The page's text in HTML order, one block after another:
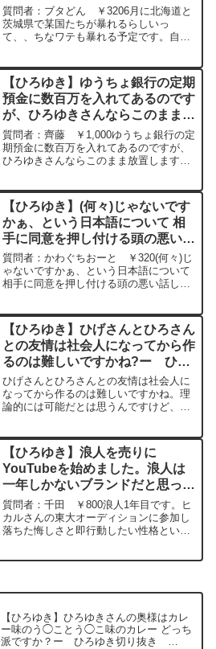
す。自民党大丈夫かなぁ笑ー ひ
ろゆき切り抜き 20240228
質問者：ブタどん ￥3206月に北海道と
茨城県で某国たちが暴れるらしいっ
て、、ちなワテも暴れる予定です。自民
みながら 2024/02/28 W22
https://www.youtube.com/watch?
v=GK3quBgoXnQ***************************
***************ひろゆきさんの動画で、寄
せられた質問について、一問一答形式に
してみました。過去にこんな質問してる
かな？と気になったことがあれば、下記
のサイトから検索してみてください。
多くの質問を今後も編集し、アップロー
ドしていきますので、使いやすいと感じ
て頂けたら、いいね！やチャンネル登録
をよろしくお願いします。
【ひろゆき】ゆうちょ銀行の定期
預金に数百万を入れてあるのです
が、ひろゆきさんならこのまま放
置しますか？ー ひろゆき切り抜
き 20240228
質問者：齊藤 ￥1,000ゆうちょ銀行の定
期預金に数百万を入れてあるのですが、
ひろゆきさんならこのまま放置します
2024/02/28 W22
https://www.youtube.com/watch?
v=GK3quBgoXnQ***************************
***************ひろゆきさんの動画で、寄
せられた質問について、一問一答形式に
してみました。過去にこんな質問してる
かな？と気になったことがあれば、下記
のサイトから検索してみてください。
多くの質問を今後も編集し、アップロー
ドしていきますので、使いやすいと感じ
て頂けたら、いいね！やチャンネル登録
をよろしくお願いします。
【ひろゆき】(何々)じゃないです
かぁ、という日本語について 相
手に同意を押し付ける頭の悪い話
し方だと思うのですがー ひろゆ
き切り抜き 20240314
質問者：かわぐちおーと ￥320(何々)じ
ゃないですかぁ、という日本語について
相手に同意を押し付ける頭の悪い話し方
BLONDEを呑みながら 2024/03/14
J21
https://www.youtube.com/watch?
v=4Qas26IBYfk*****************************
*************ひろゆきさんの動画で、寄せ
られた質問について、一問一答形式にし
てみました。過去にこんな質問してるか
な？と気になったことがあれば、下記の
https://hiroyuki-ziten.com/できるだけ、
多くの質問を今後も編集し、アップロー
ドしていきますので、使いやすいと感じ
て頂けたら、いいね！やチャンネル登録
をよろしくお願いします。
【ひろゆき】ひげさんとひろさん
との友情は社会人になってから作
るのは難しいですかね?ー ひろ
ゆき切り抜き 20241008
ひげさんとひろさんとの友情は社会人に
なってから作るのは難しいですかね。理
論的には可能だとは思うんですけど、や
る人で、その人に対する信頼感っていう
のが変わるんですよね。要...
【ひろゆき】浪人を売りに
YouTubeを始めました。浪人は
一年しかないブランドだと思って
力を入れる？それとも勉強一本で
頑張った方がいい？ー ひろゆき
切り抜き 20240516
質問者：千田 ￥800浪人1年目です。ヒ
カルさんの東大オーディションに参加し
落ちた悔しさと即行動したい性格という
【ひろゆき】ひろゆきさんの奥様はカレ
ー味のう◯ことう◯こ味のカレー どっち
派ですか？ー ひろゆき切り抜き